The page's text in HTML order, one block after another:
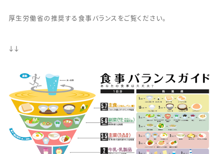
厚生労働省の推奨する食事バランスをご覧ください。
↓↓